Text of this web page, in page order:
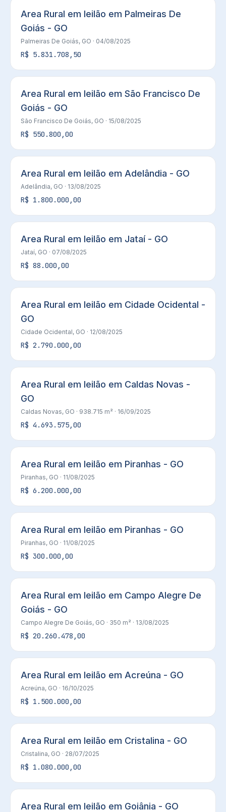
Area Rural em leilão em Palmeiras De
Goiás - GO
Palmeiras De Goiás, GO · 04/08/2025
R$ 5.831.708,50
Area Rural em leilão em São Francisco De
Goiás - GO
São Francisco De Goiás, GO · 15/08/2025
R$ 550.800,00
Area Rural em leilão em Adelândia - GO
Adelândia, GO · 13/08/2025
R$ 1.800.000,00
Area Rural em leilão em Jataí - GO
Jataí, GO · 07/08/2025
R$ 88.000,00
Area Rural em leilão em Cidade Ocidental -
GO
Cidade Ocidental, GO · 12/08/2025
R$ 2.790.000,00
Area Rural em leilão em Caldas Novas -
GO
Caldas Novas, GO · 938.715 m² · 16/09/2025
R$ 4.693.575,00
Area Rural em leilão em Piranhas - GO
Piranhas, GO · 11/08/2025
R$ 6.200.000,00
Area Rural em leilão em Piranhas - GO
Piranhas, GO · 11/08/2025
R$ 300.000,00
Area Rural em leilão em Campo Alegre De
Goiás - GO
Campo Alegre De Goiás, GO · 350 m² · 13/08/2025
R$ 20.260.478,00
Area Rural em leilão em Acreúna - GO
Acreúna, GO · 16/10/2025
R$ 1.500.000,00
Area Rural em leilão em Cristalina - GO
Cristalina, GO · 28/07/2025
R$ 1.080.000,00
Area Rural em leilão em Goiânia - GO